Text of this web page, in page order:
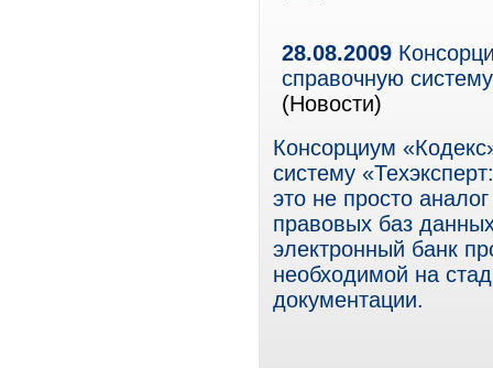
28.08.2009
справочную
(Новости)
Консорциум
систему
это не просто
правовых баз
электронный банк
необходимой на
документации.